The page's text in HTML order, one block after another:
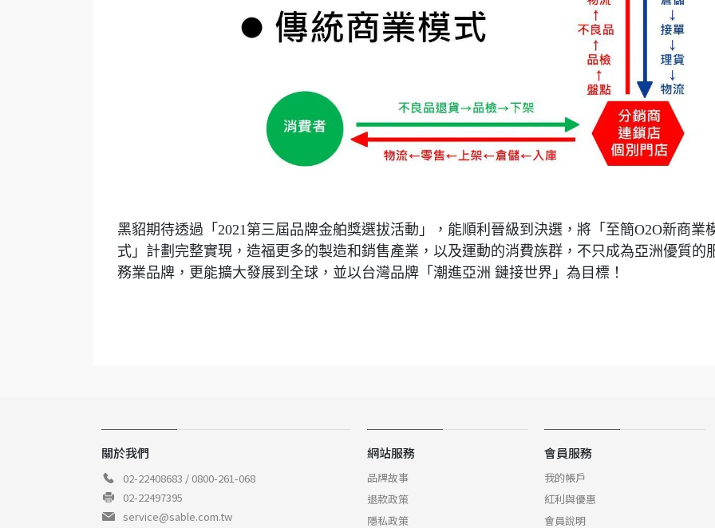
黑貂期待透過「2021第三屆品牌金舶獎選拔活動」，能順利晉級到決選，將「至簡O2O新商業
式」計劃完整實現，造福更多的製造和銷售產業，以及運動的消費族群，不只成為亞洲優質的
務業品牌，更能擴大發展到全球，並以台灣品牌「潮進亞洲 鏈接世界」為目標！
關於我們
02-22408683 / 0800-261-068
02-22497395
service@sable.com.tw
網站服務
品牌故事
退款政策
隱私政策
會員服務
我的帳戶
紅利與優惠
會員說明